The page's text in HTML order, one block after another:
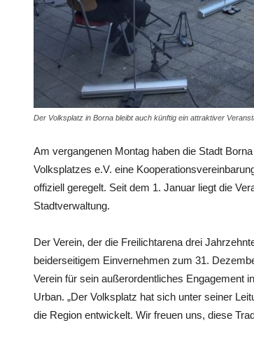
Der Volksplatz in Borna bleibt auch künftig ein attraktiver
Am vergangenen Montag haben die Stadt
Volksplatzes e.V. eine
offiziell geregelt. Seit dem 1. Januar liegt die
Stadtverwaltung.
Der Verein, der die Freilichtarena drei
beiderseitigem Einvernehmen zum 31.
Verein für sein außerordentliches Engagement
Urban. „Der Volksplatz hat sich unter seiner
die Region entwickelt. Wir freuen uns, diese